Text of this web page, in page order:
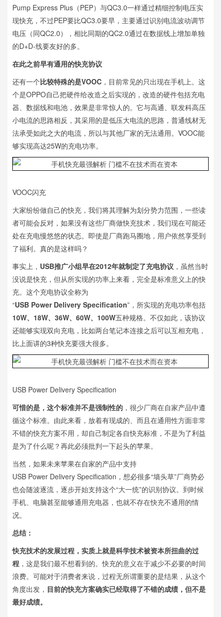
Pump Express Plus（PEP）与QC3.0一样通过精细控制电压实
现快充，不过PEP要比QC3.0要早，主要通过识别电流波动调节
电压（同QC2.0），相比同期的QC2.0通过在数据线上增加单独
的D+D-线要友好的多。
在此之前早有通用的快充协议
还有一个比较特殊的是VOOC ，目前常见的只出现在手机上。这
个是OPPO自己把硬件给改造之后实现的，改造的硬件包括充电
器、数据线和电池，效果是非常惊人的。它与高通、联发科高压
小电流的思路相反，其采用的是低压大电流的思路，普通线材无
法承受如此之大的电流，所以与其他厂家的无法通用。VOOC能
够实现高达25W的充电功率。
VOOC闪充
大家纷纷做自己的快充，我们将其理解为划分势力范围，一些读
者可能会反对，如果没有这些厂商做快充技术，我们现在可能还
处在充电慢悠悠的状态。即使是厂商跑马圈地，用户依然享受到
了福利。真的是这样吗？
事实上， USB推广小组早在2012年就制定了充电协议 ，虽然当时
没说是快充，但从所实现的功率上来看，完全是标准意义上的快
充。这个充电协议全称为
“USB Power Delivery Specification”，所实现的充电功率包括
10W、18W、36W、60W、100W五种规格。不仅如此，该协议
还能够实现双向充电，比如两台笔记本连接之后可以互相充电，
比上面讲的3种快充要强大很多。
USB Power Delivery Specification
可惜的是，这个标准并不是强制性的 ，很少厂商在自家产品中遵
循这个标准。由此来看，放着有现成的、而且在通用性方面非常
不错的快充方案不用，却自己制定各自快充标准，不是为了利益
是为了什么呢？再此必须批判一下起头的苹果。
当然，如果未来苹果在自家的产品中支持
USB Power Delivery Specification，想必很多“墙头草”厂商势必
也会随波逐流，逐步开始支持这个“大一统”的识别协议。到时候
手机、电脑甚至能够通用充电器，也就不存在快充不通用的情
况。
总结：
快充技术的发展过程，实质上就是科学技术被资本所扭曲的过
程 ，这是我们最不想看到的。快充的意义在于减少不必要的时间
浪费。可能对于消费者来说，过程无所谓重要的是结果，从这个
角度出发， 目前的快充方案确实已经取得了不错的成绩，但不是
最好成绩。